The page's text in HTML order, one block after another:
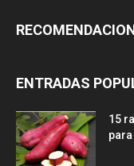
ENTRADAS
15